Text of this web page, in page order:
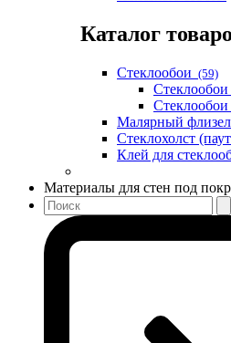
Каталог
Стеклообои (59)
Малярный
Стеклохолст
Клей для
Материалы для стен под